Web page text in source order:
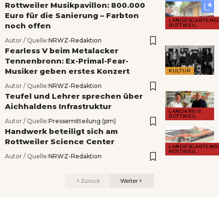
4
ROTTWEIL
Rottweiler Musikpavillon: 800.000
Euro für die Sanierung – Farbton
noch offen
Autor / Quelle:NRWZ-Redaktion
KULTUR
Fearless V beim Metalacker
Tennenbronn: Ex-Primal-Fear-
Musiker geben erstes Konzert
Autor / Quelle:NRWZ-Redaktion
LANDKREIS
ROTTWEIL
Teufel und Lehrer sprechen über
Aichhaldens Infrastruktur
Autor / Quelle:Pressemitteilung (pm)
ROTTWEIL
Handwerk beteiligt sich am
Rottweiler Science Center
Autor / Quelle:NRWZ-Redaktion
Zurück Weiter